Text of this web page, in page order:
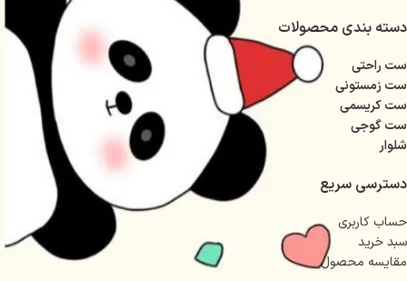
دسته بندی محصولات
ست راحتی
ست زمستونی
ست کریسمی
ست گوجی
شلوار
دسترسی سریع
حساب کاربری
سبد خرید
مقایسه محصول